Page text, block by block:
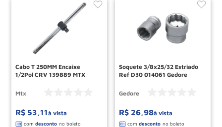
Cabo T 250MM Encaixe
1/2Pol CRV 139889 MTX
Mtx
R$ 53,11à vista
Soquete 3/8x25/32 Estriado
Ref D30 014061 Gedore
Gedore
R$ 26,98à vista